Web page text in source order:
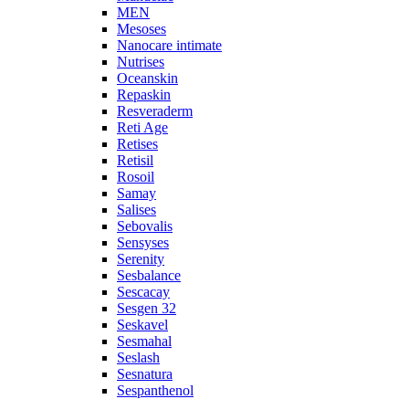
MEN
Mesoses
Nanocare intimate
Nutrises
Oceanskin
Repaskin
Resveraderm
Reti Age
Retises
Retisil
Rosoil
Samay
Salises
Sebovalis
Sensyses
Serenity
Sesbalance
Sescacay
Sesgen 32
Seskavel
Sesmahal
Seslash
Sesnatura
Sespanthenol